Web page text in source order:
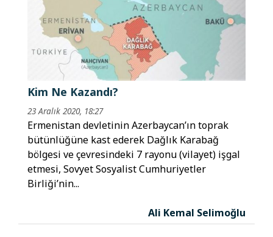
Kim Ne Kazandı?
23 Aralık 2020, 18:27
Ermenistan devletinin Azerbaycan’ın toprak
bütünlüğüne kast ederek Dağlık Karabağ
bölgesi ve çevresindeki 7 rayonu (vilayet) işgal
etmesi, Sovyet Sosyalist Cumhuriyetler
Birliği’nin...
Ali Kemal Selimoğlu